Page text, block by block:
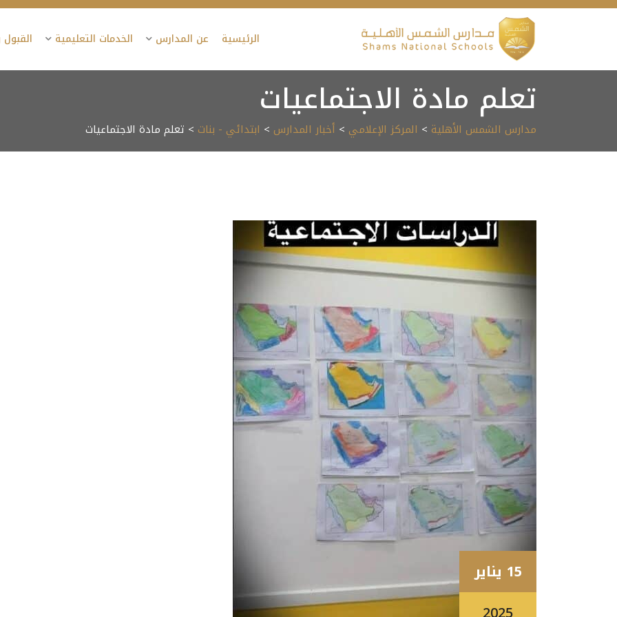
Skip
الرئيسية عن المدارس الخدمات التعليمية
تعلم مادة الاجتماعيات
مدارس الشمس الأهلية > المركز الإعلامي > أخبار المدارس > ابتدائي - بنات > تعلم مادة الاجتماعيات
15 يناير